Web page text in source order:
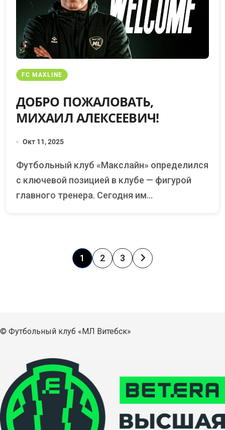
FC MAXLINE
ДОБРО ПОЖАЛОВАТЬ,
МИХАИЛ АЛЕКСЕЕВИЧ!
Окт 11, 2025
Футбольный клуб «Макслайн» определился
с ключевой позицией в клубе — фигурой
главного тренера. Сегодня им...
1 2 3
© Футбольный клуб «МЛ Витебск»